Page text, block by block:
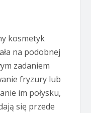
kosmetyk
na podobnej
zadaniem
fryzury lub
im połysku,
się przede